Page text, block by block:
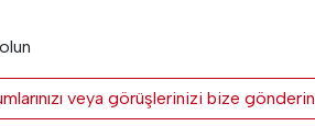
veya görüşlerinizi bize gönderin.